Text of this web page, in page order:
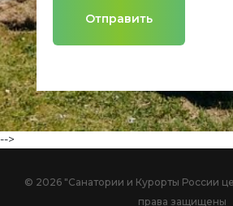
Отправить
-->
© 2026 "Санатории и Курорты России
права защищены